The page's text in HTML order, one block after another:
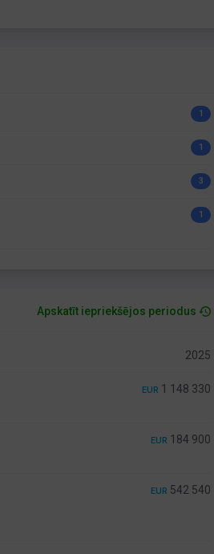
1
1
3
1
Apskatīt iepriekšējos periodus
2025
EUR 1 148 330
EUR 184 900
EUR 542 540